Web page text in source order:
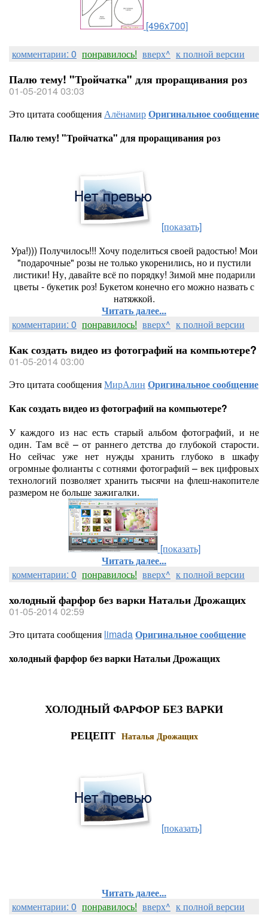
[496x700]
комментарии: 0 понравилось! вверх^ к полной версии
Палю тему! "Тройчатка" для проращивания роз
01-05-2014 03:03
Это цитата сообщенияАлёнамирОригинальное сообщение
Палю тему! "Тройчатка" для проращивания роз
[показать]
Ура!))) Получилось!!! Хочу поделиться своей радостью! Мои
"подарочные" розы не только укоренились, но и пустили
листики! Ну, давайте всё по порядку! Зимой мне подарили
цветы - букетик роз! Букетом конечно его можно назвать с
натяжкой.
Читать далее...
комментарии: 0 понравилось! вверх^ к полной версии
Как создать видео из фотографий на компьютере?
01-05-2014 03:00
Это цитата сообщенияМирАлин Оригинальное сообщение
Как создать видео из фотографий на компьютере?
У каждого из нас есть старый альбом фотографий, и не
один. Там всё – от раннего детства до глубокой старости.
Но сейчас уже нет нужды хранить глубоко в шкафу
огромные фолианты с сотнями фотографий – век цифровых
технологий позволяет хранить тысячи на флеш-накопителе
размером не больше зажигалки.
[показать]
Читать далее...
комментарии: 0 понравилось! вверх^ к полной версии
холодный фарфор без варки Натальи Дрожащих
01-05-2014 02:59
Это цитата сообщения limadaОригинальное сообщение
холодный фарфор без варки Натальи Дрожащих
ХОЛОДНЫЙ ФАРФОР БЕЗ ВАРКИ
РЕЦЕПТ
Наталья Дрожащих
[показать]
Читать далее...
комментарии: 0 понравилось! вверх^ к полной версии